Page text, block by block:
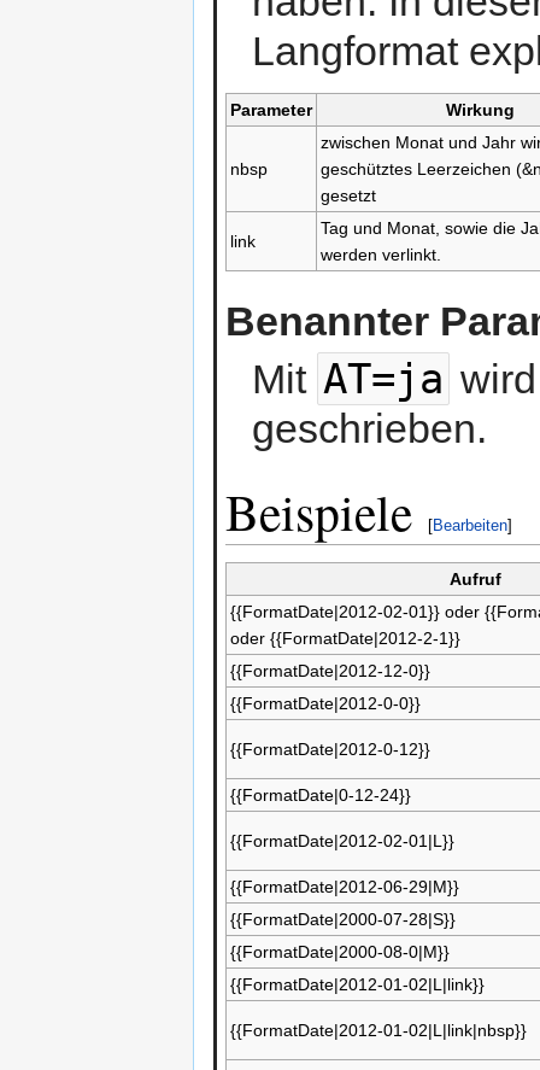
Langformat
Parameter Wirkung
nbsp
zwischen Monat und Jahr
geschütztes Leerzeichen
gesetzt
link
Tag und Monat, sowie die
werden verlinkt.
Benannter
Mit AT=ja
geschrieben.
Beispiele [Bearbeiten]
Aufruf
{{FormatDate|2012-02-01}} oder
oder {{FormatDate|2012-2-1}}
{{FormatDate|2012-12-0}}
{{FormatDate|2012-0-0}}
{{FormatDate|2012-0-12}}
{{FormatDate|0-12-24}}
{{FormatDate|2012-02-01|L}}
{{FormatDate|2012-06-29|M}}
{{FormatDate|2000-07-28|S}}
{{FormatDate|2000-08-0|M}}
{{FormatDate|2012-01-02|L|link}}
{{FormatDate|2012-01-02|L|link|nbsp}}